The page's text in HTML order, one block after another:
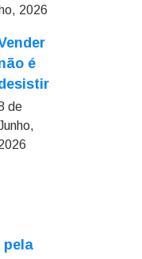
2026
é
de
pela